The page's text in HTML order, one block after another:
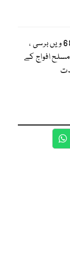
میجر طفیل شہید کی 68 ویں برسی ،
مسلح افواج کے